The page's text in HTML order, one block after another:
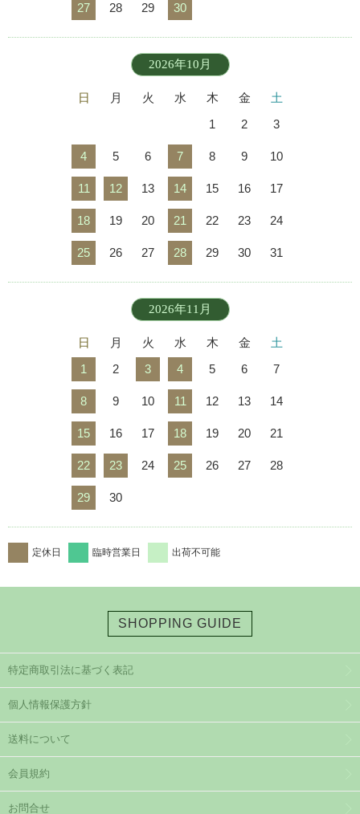
27 28 29 30
2026年10月
日 月 火 水 木 金
土
1
2 3
4 5 6 7 8 9 10
11 12 13 14 15 16 17
18 19 20 21 22 23 24
25 26 27 28 29 30 31
2026年11月
日 月 火 水 木 金
土
1
2 3 4 5 6 7
8 9 10 11 12 13 14
15 16 17 18 19 20 21
22 23 24 25 26 27 28
29 30
定休日 臨時営業日 出荷不可能
SHOPPING GUIDE
特定商取引法に基づく表記
個人情報保護方針
送料について
会員規約
お問合せ